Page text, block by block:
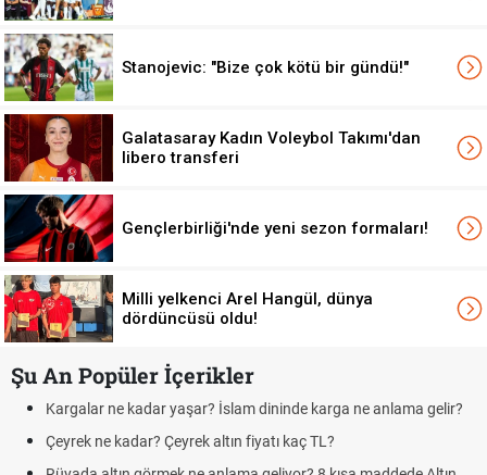
Stanojevic: "Bize çok kötü bir gündü!"
Galatasaray Kadın Voleybol Takımı'dan
libero transferi
Gençlerbirliği'nde yeni sezon formaları!
Milli yelkenci Arel Hangül, dünya
dördüncüsü oldu!
Şu An Popüler İçerikler
karga ne anlama gelir?
kaç TL?
Futbolda ofsayt nedir? Ofsayt
Kravat nasıl bağlanır? En kolay